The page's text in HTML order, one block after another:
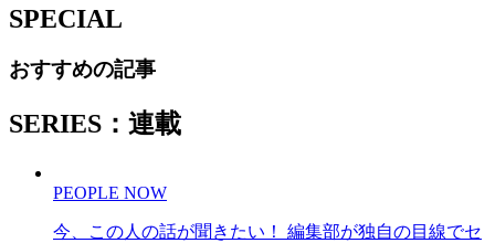
SPECIAL
おすすめの記事
SERIES：連載
PEOPLE NOW
今、この人の話が聞きたい！ 編集部が独自の目線でセ